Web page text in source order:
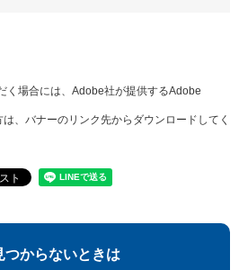
く場合には、Adobe社が提供するAdobe
、バナーのリンク先からダウンロードしてく
つからないときは